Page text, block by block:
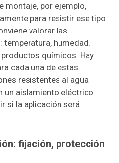
montaje, por ejemplo,
para resistir ese tipo
valorar las
temperatura, humedad,
químicos. Hay
cada una de estas
resistentes al agua
un aislamiento eléctrico
si la aplicación será
fijación, protección